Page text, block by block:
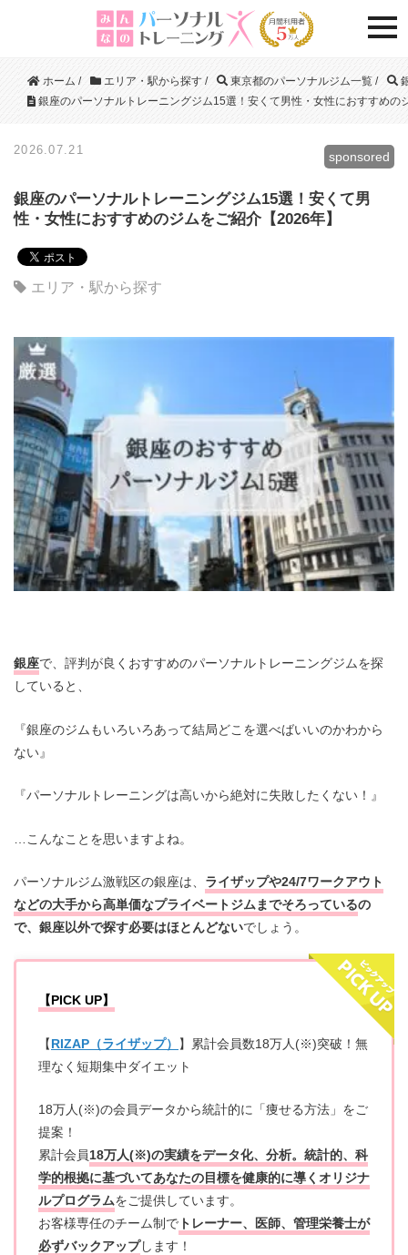
ホーム / エリア・駅から探す / 東京都のパーソナルジム一覧 /
銀座のパーソナルトレーニングジム15選！安くて男性・女性におすすめの
sponsored
2026.07.21
銀座のパーソナルトレーニングジム15選！安くて男
性・女性におすすめのジムをご紹介【2026年】
エリア・駅から探す
銀座で、評判が良くおすすめのパーソナルトレーニングジムを探
していると、
『銀座のジムもいろいろあって結局どこを選べばいいのかわから
ない』
『パーソナルトレーニングは高いから絶対に失敗したくない！』
…こんなことを思いますよね。
パーソナルジム激戦区の銀座は、 ライザップや24/7ワークアウト
などの大手から高単価なプライベートジムまでそろっているの
で、銀座以外で探す必要はほとんどないでしょう。
【PICK UP】
【RIZAP（ライザップ）
】累計会員数18万人(※)突破！無
理なく短期集中ダイエット
18万人(※)の会員データから統計的に「痩せる方法」をご
提案！
累計会員18万人(※)の実績をデータ化、分析。統計的、科
学的根拠に基づいてあなたの目標を健康的に導くオリジナ
ルプログラムをご提供しています。
お客様専任のチーム制で トレーナー、医師、管理栄養士が
必ずバックアップします！